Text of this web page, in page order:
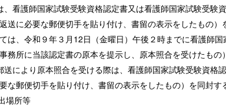
看護師国家試験受験資格認定書又は看護師国家試験受験
送に必要な郵便切手を貼り付け、書留の表示をしたもの
は、令和９年３月12日（金曜日）午後２時までに看護師
務所に当該認定書の原本を提示し、原本照合を受けたも
により原本照合を受ける際は、看護師国家試験受験資格
な郵便切手を貼り付け、書留の表示をしたもの）を同封す
場所等